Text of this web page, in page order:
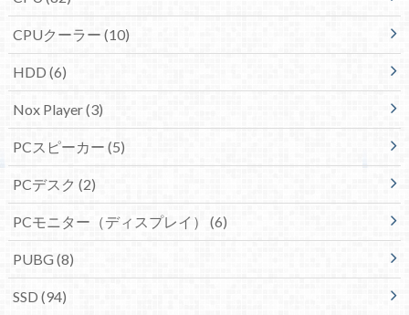
CPUクーラー (10)
HDD (6)
Nox Player(3)
PCスピーカー (5)
PCデスク (2)
PCモニター（ディスプレイ） (6)
PUBG(8)
SSD (94)